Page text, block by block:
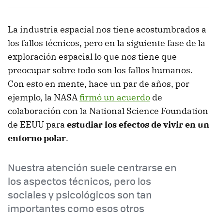
La industria espacial nos tiene acostumbrados a
los fallos técnicos, pero en la siguiente fase de la
exploración espacial lo que nos tiene que
preocupar sobre todo son los fallos humanos.
Con esto en mente, hace un par de años, por
ejemplo, la NASA firmó un acuerdo de
colaboración con la National Science Foundation
de EEUU para estudiar los efectos de vivir en un
entorno polar.
Nuestra atención suele centrarse en
los aspectos técnicos, pero los
sociales y psicológicos son tan
importantes como esos otros